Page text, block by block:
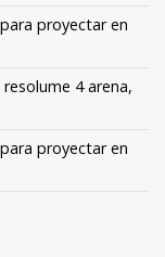
proyectar en
4 arena,
proyectar en